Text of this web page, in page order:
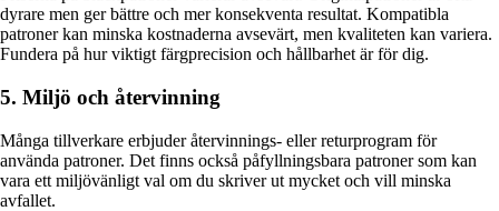
dyrare men ger bättre och mer konsekventa resultat. Kompatibla
patroner kan minska kostnaderna avsevärt, men kvaliteten kan variera.
Fundera på hur viktigt färgprecision och hållbarhet är för dig.
5. Miljö och återvinning
Många tillverkare erbjuder återvinnings- eller returprogram för
använda patroner. Det finns också påfyllningsbara patroner som kan
vara ett miljövänligt val om du skriver ut mycket och vill minska
avfallet.